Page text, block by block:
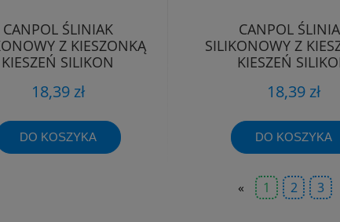
CANPOL ŚLINIAK
Z KIESZONKĄ
KIESZEŃ SILIKON
18,39 zł
DO KOSZYKA
CANPOL
SILIKONOWY Z
KIESZEŃ
18,39 zł
DO KOSZYKA
« 1 2 3